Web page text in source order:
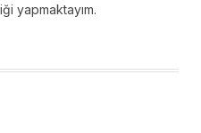
yapmaktayım.